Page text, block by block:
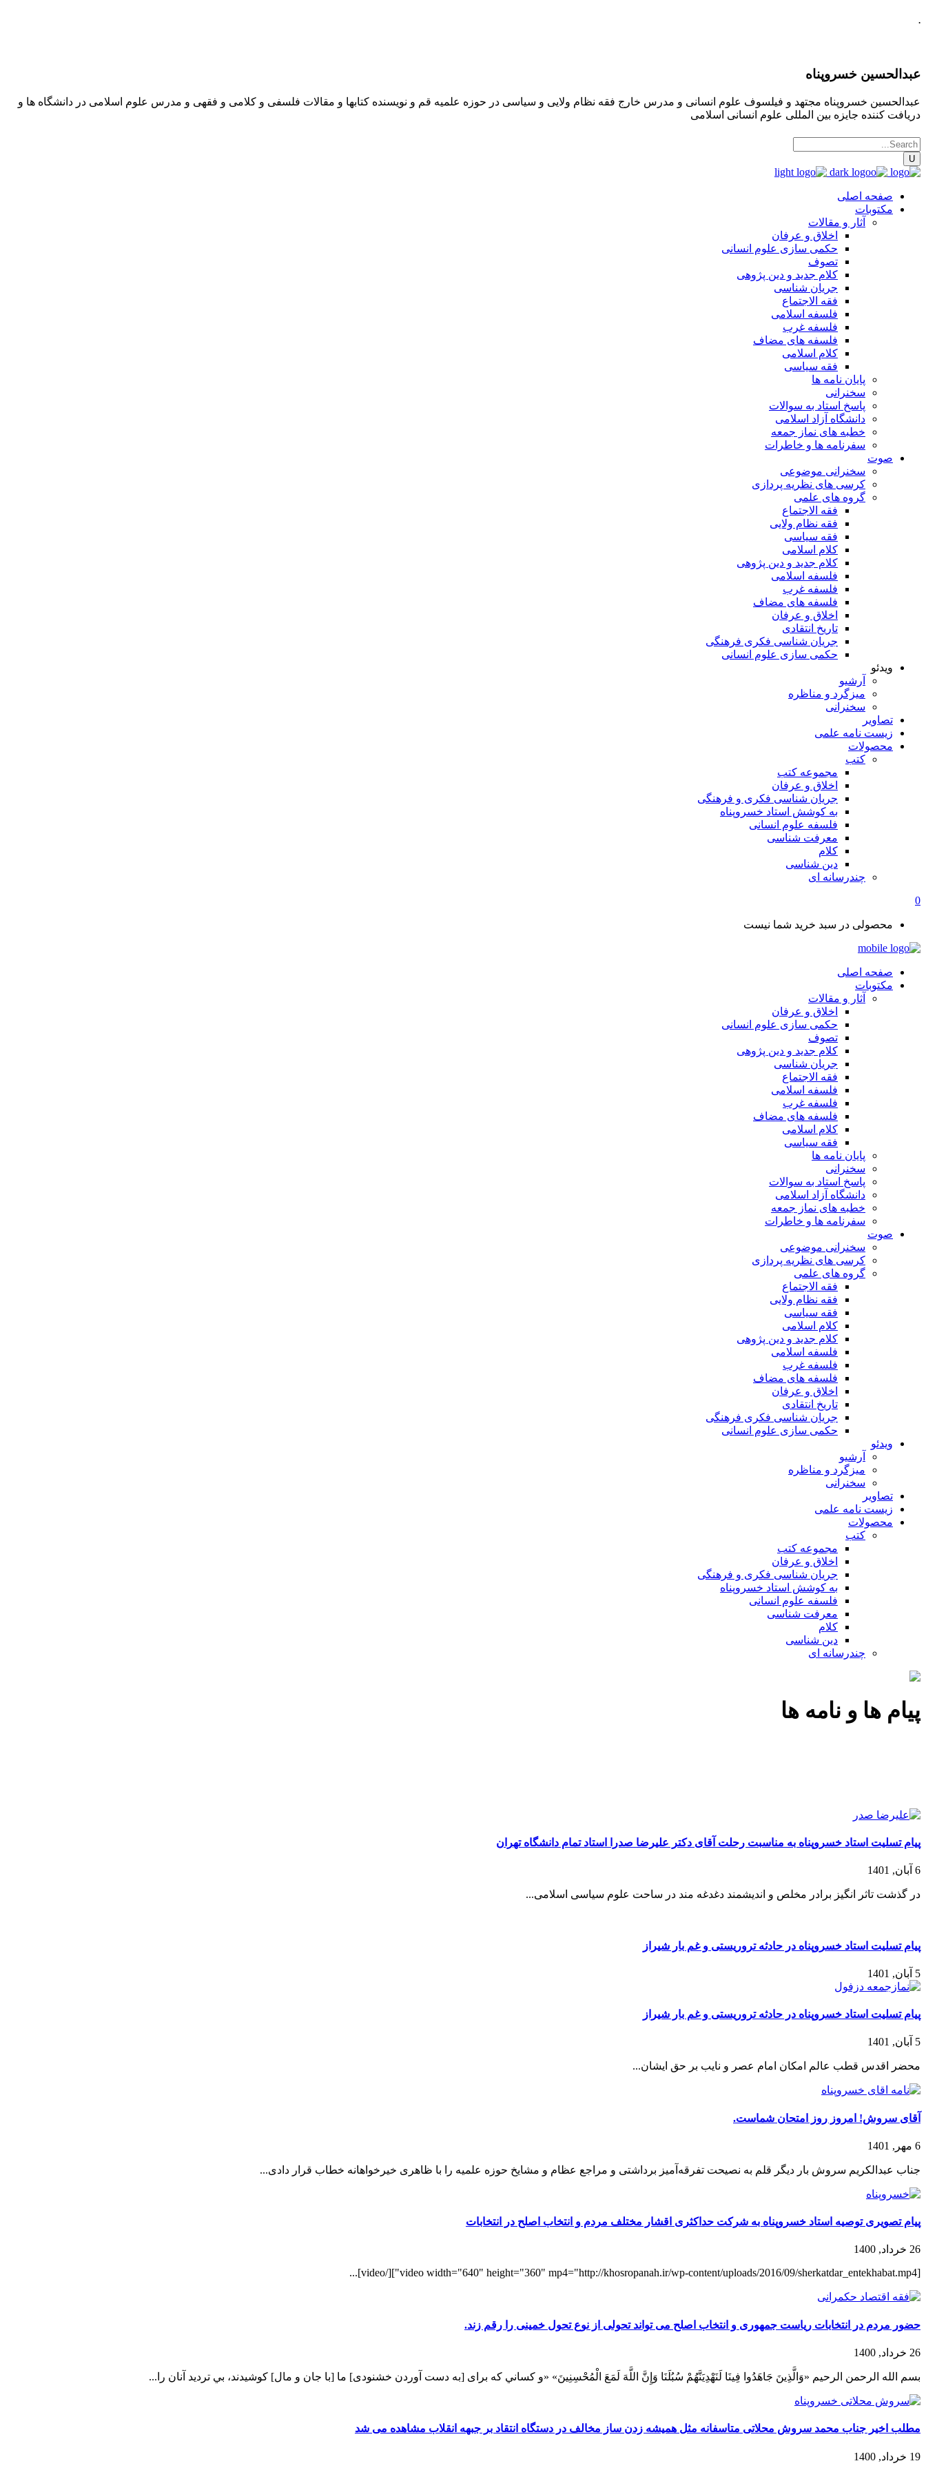
.
عبدالحسین خسروپناه
عبدالحسین خسروپناه مجتهد و فیلسوف علوم انسانی و مدرس خارج فقه نظام ولایی و سیاسی در حوزه علمیه قم و نویسنده کتابها و مقالات فلسفی و کلامی و فقهی و مدرس علوم اسلامی در دانشگاه ها و
دریافت کننده جایزه بین المللی علوم انسانی اسلامی
صفحه اصلی
مکتوبات
آثار و مقالات
اخلاق و عرفان
حکمی سازی علوم انسانی
تصوف
کلام جدید و دین پژوهی
جریان شناسی
فقه الاجتماع
فلسفه اسلامی
فلسفه غرب
فلسفه های مضاف
کلام اسلامی
فقه سیاسی
پایان نامه ها
سخنرانی
پاسخ استاد به سوالات
دانشگاه آزاد اسلامی
خطبه های نماز جمعه
سفرنامه ها و خاطرات
صوت
سخنرانی موضوعی
کرسی های نظریه پردازی
گروه های علمی
فقه الاجتماع
فقه نظام ولایی
فقه سیاسی
کلام اسلامی
کلام جدید و دین پژوهی
فلسفه اسلامی
فلسفه غرب
فلسفه های مضاف
اخلاق و عرفان
تاریخ انتقادی
جریان شناسی فکری فرهنگی
حکمی سازی علوم انسانی
ویدئو
آرشیو
میزگرد و مناظره
سخنرانی
تصاویر
زیست نامه علمی
محصولات
کتب
مجموعه کتب
اخلاق و عرفان
جریان شناسی فکری و فرهنگی
به کوشش استاد خسروپناه
فلسفه علوم انسانی
معرفت شناسی
کلام
دین شناسی
چندرسانه ای
0
محصولی در سبد خرید شما نیست
صفحه اصلی
مکتوبات
آثار و مقالات
اخلاق و عرفان
حکمی سازی علوم انسانی
تصوف
کلام جدید و دین پژوهی
جریان شناسی
فقه الاجتماع
فلسفه اسلامی
فلسفه غرب
فلسفه های مضاف
کلام اسلامی
فقه سیاسی
پایان نامه ها
سخنرانی
پاسخ استاد به سوالات
دانشگاه آزاد اسلامی
خطبه های نماز جمعه
سفرنامه ها و خاطرات
صوت
سخنرانی موضوعی
کرسی های نظریه پردازی
گروه های علمی
فقه الاجتماع
فقه نظام ولایی
فقه سیاسی
کلام اسلامی
کلام جدید و دین پژوهی
فلسفه اسلامی
فلسفه غرب
فلسفه های مضاف
اخلاق و عرفان
تاریخ انتقادی
جریان شناسی فکری فرهنگی
حکمی سازی علوم انسانی
ویدئو
آرشیو
میزگرد و مناظره
سخنرانی
تصاویر
زیست نامه علمی
محصولات
کتب
مجموعه کتب
اخلاق و عرفان
جریان شناسی فکری و فرهنگی
به کوشش استاد خسروپناه
فلسفه علوم انسانی
معرفت شناسی
کلام
دین شناسی
چندرسانه ای
پیام ها و نامه ها
پیام تسلیت استاد خسروپناه به مناسبت رحلت آقای دکتر علیرضا صدرا استاد تمام دانشگاه تهران
6 آبان, 1401
در گذشت تاثر انگیز برادر مخلص و اندیشمند دغدغه مند در ساحت علوم سیاسی اسلامی...
پیام تسلیت استاد خسروپناه در حادثه تروریستی و غم بار شیراز
5 آبان, 1401
پیام تسلیت استاد خسروپناه در حادثه تروریستی و غم بار شیراز
5 آبان, 1401
محضر اقدس قطب عالم امکان امام عصر و نایب بر حق ایشان...
آقای سروش! امروز روز امتحان شماست.
6 مهر, 1401
جناب عبدالکریم سروش بار دیگر قلم به نصیحت تفرقه‌آمیز برداشتی و مراجع عظام و مشایخ حوزه علمیه را با ظاهری خیرخواهانه خطاب قرار دادی...
پیام تصویری توصیه استاد خسروپناه به شرکت حداکثری اقشار مختلف مردم و انتخاب اصلح در انتخابات
26 خرداد, 1400
[video width="640" height="360" mp4="http://khosropanah.ir/wp-content/uploads/2016/09/sherkatdar_entekhabat.mp4"][/video]...
حضور مردم در انتخابات ریاست جمهوری و انتخاب اصلح می تواند تحولی از نوع تحول خمینی را رقم زند.
26 خرداد, 1400
بسم الله الرحمن الرحیم «وَالَّذِينَ جَاهَدُوا فِينَا لَنَهْدِيَنَّهُمْ سُبُلَنَا وَإِنَّ اللَّهَ لَمَعَ الْمُحْسِنِينَ» «ﻭ ﻛﺴﺎﻧﻲ ﻛﻪ ﺑﺮﺍی [ﺑﻪ ﺩﺳﺖ ﺁﻭﺭﺩﻥ ﺧﺸﻨﻮﺩی] ﻣﺎ [ﺑﺎ ﺟﺎﻥ ﻭ ﻣﺎﻝ] ﻛﻮﺷﻴﺪﻧﺪ، ﺑﻲ ﺗﺮﺩﻳﺪ ﺁﻧﺎﻥ ﺭﺍ...
مطلب اخیر جناب محمد سروش محلاتی متاسفانه مثل همیشه زدن ساز مخالف در دستگاه انتقاد بر جبهه انقلاب مشاهده می شد
19 خرداد, 1400